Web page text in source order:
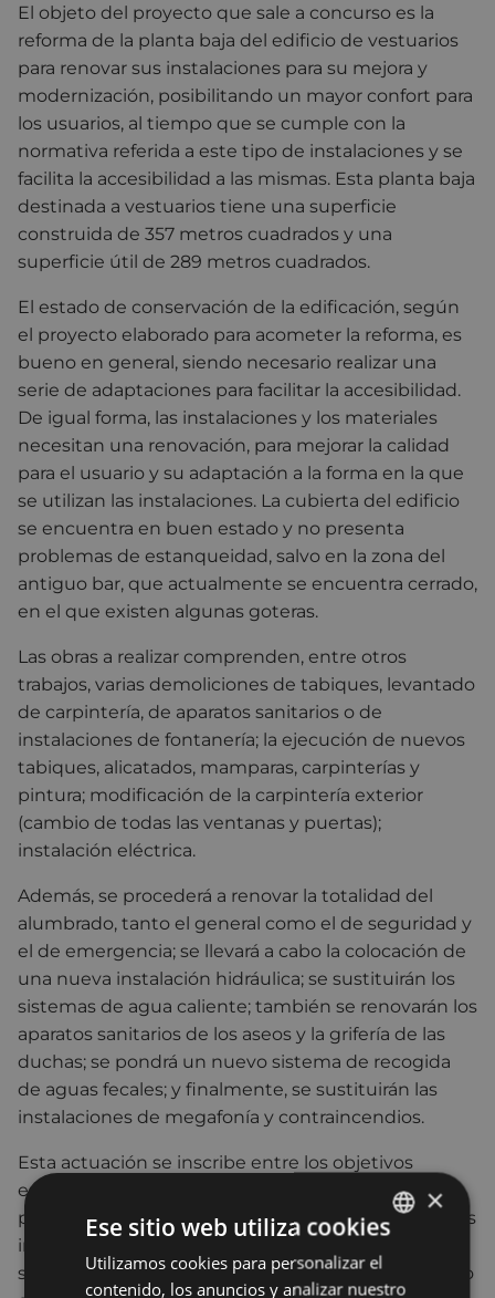
El objeto del proyecto que sale a concurso es la
reforma de la planta baja del edificio de vestuarios
para renovar sus instalaciones para su mejora y
modernización, posibilitando un mayor confort para
los usuarios, al tiempo que se cumple con la
normativa referida a este tipo de instalaciones y se
facilita la accesibilidad a las mismas. Esta planta baja
destinada a vestuarios tiene una superficie
construida de 357 metros cuadrados y una
superficie útil de 289 metros cuadrados.
El estado de conservación de la edificación, según
el proyecto elaborado para acometer la reforma, es
bueno en general, siendo necesario realizar una
serie de adaptaciones para facilitar la accesibilidad.
De igual forma, las instalaciones y los materiales
necesitan una renovación, para mejorar la calidad
para el usuario y su adaptación a la forma en la que
se utilizan las instalaciones. La cubierta del edificio
se encuentra en buen estado y no presenta
problemas de estanqueidad, salvo en la zona del
antiguo bar, que actualmente se encuentra cerrado,
en el que existen algunas goteras.
Las obras a realizar comprenden, entre otros
trabajos, varias demoliciones de tabiques, levantado
de carpintería, de aparatos sanitarios o de
instalaciones de fontanería; la ejecución de nuevos
tabiques, alicatados, mamparas, carpinterías y
pintura; modificación de la carpintería exterior
(cambio de todas las ventanas y puertas);
instalación eléctrica.
Además, se procederá a renovar la totalidad del
alumbrado, tanto el general como el de seguridad y
el de emergencia; se llevará a cabo la colocación de
una nueva instalación hidráulica; se sustituirán los
sistemas de agua caliente; también se renovarán los
aparatos sanitarios de los aseos y la grifería de las
duchas; se pondrá un nuevo sistema de recogida
de aguas fecales; y finalmente, se sustituirán las
instalaciones de megafonía y contraincendios.
Esta actuación se inscribe entre los objetivos
establecidos por el equipo de gobierno socialista
para la actual legislatura en materia de mejora de las
instalaciones deportivas de la ciudad. En ese
sentido, el alcalde Miguel de los Toyos ha asegurado
BASQUE
×
Ese sitio web utiliza cookies
Utilizamos cookies para personalizar el
contenido, los anuncios y analizar nuestro